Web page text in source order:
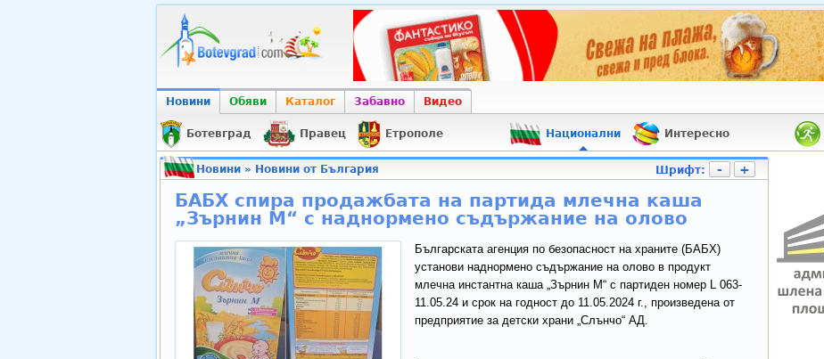
Новини Обяви Каталог Забавно Видео
Ботевград Правец Етрополе Национални Интересно
Новини» Новини от България Шрифт: - +
БАБХ спира продажбата на партида млечна каша
„Зърнин М“ с наднормено съдържание на олово
Българската агенция по безопасност на храните (БАБХ)
установи наднормено съдържание на олово в продукт
млечна инстантна каша „Зърнин М“ с партиден номер L 063-
11.05.24 и срок на годност до 11.05.2024 г., произведена от
предприятие за детски храни „Слънчо“ АД.